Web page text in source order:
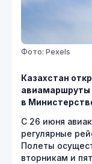
Фото: Pexels
Казахстан
авиамаршруты
в
С 26 июня
регулярные
Полеты
вторникам и